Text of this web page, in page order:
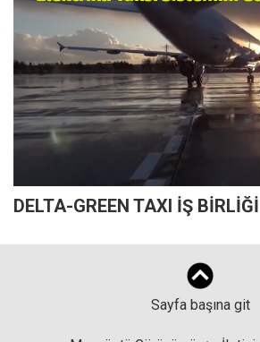
DELTA-GREEN TAXI İŞ BİRLİĞİ
Sayfa başına git